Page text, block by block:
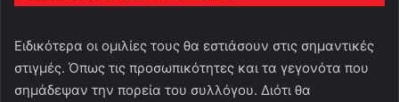
Ειδικότερα οι ομιλίες τους θα εστιάσουν στις σημαντικές
στιγμές. Όπως τις προσωπικότητες και τα γεγονότα που
σημάδεψαν την πορεία του συλλόγου. Διότι θα